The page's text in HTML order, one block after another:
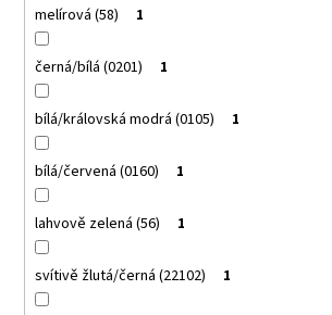
melírová (58) 1
černá/bílá (0201) 1
bílá/královská modrá (0105) 1
bílá/červená (0160) 1
lahvově zelená (56) 1
svítivě žlutá/černá (22102) 1